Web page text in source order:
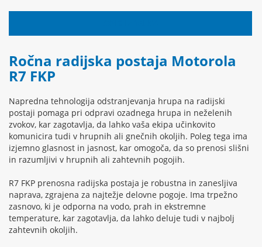
Ročna radijska postaja Motorola
R7 FKP
Napredna tehnologija odstranjevanja hrupa na radijski
postaji pomaga pri odpravi ozadnega hrupa in neželenih
zvokov, kar zagotavlja, da lahko vaša ekipa učinkovito
komunicira tudi v hrupnih ali gnečnih okoljih. Poleg tega ima
izjemno glasnost in jasnost, kar omogoča, da so prenosi slišni
in razumljivi v hrupnih ali zahtevnih pogojih.
R7 FKP prenosna radijska postaja je robustna in zanesljiva
naprava, zgrajena za najtežje delovne pogoje. Ima trpežno
zasnovo, ki je odporna na vodo, prah in ekstremne
temperature, kar zagotavlja, da lahko deluje tudi v najbolj
zahtevnih okoljih.